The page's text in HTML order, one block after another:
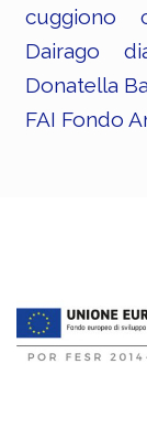
cuggiono
Dairago
Donatella
FAI Fondo